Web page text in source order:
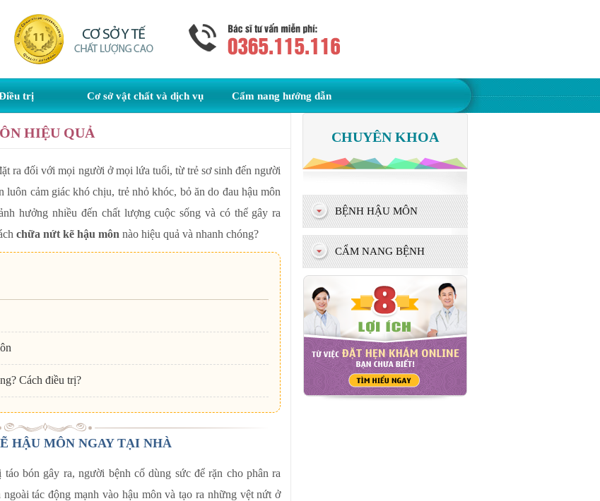
trị Cơ sở vật chất và dịch vụ Cẩm nang hướng dẫn
CHUYÊN KHOA
BỆNH HẬU MÔN
CẨM NANG BỆNH
HIỆU QUẢ
ra đối với mọi người ở mọi lứa tuổi, từ trẻ sơ sinh đến người
luôn cảm giác khó chịu, trẻ nhỏ khóc, bỏ ăn do đau hậu môn
hưởng nhiều đến chất lượng cuộc sống và có thể gây ra
chữa nứt kẽ hậu môn nào hiệu quả và nhanh chóng?
Cách điều trị?
HẬU MÔN NGAY TẠI NHÀ
bón gây ra, người bệnh cố dùng sức để rặn cho phân ra
tác động mạnh vào hậu môn và tạo ra những vệt nứt ở